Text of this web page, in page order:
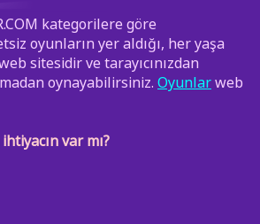
kategorilere göre
oyunların yer aldığı, her yaşa
sitesidir ve tarayıcınızdan
oynayabilirsiniz. Oyunlarweb
var mı?